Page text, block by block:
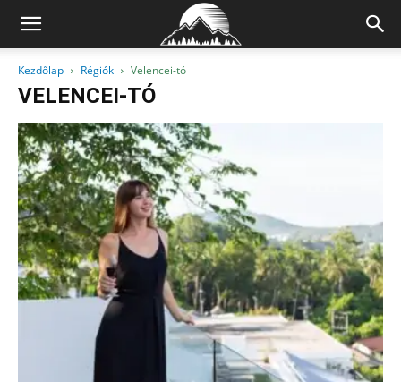
Kezdőlap Régiók Velencei-tó
VELENCEI-TÓ